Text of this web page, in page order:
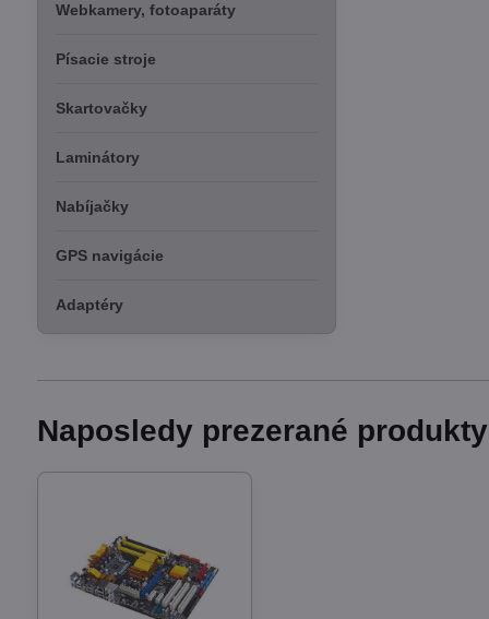
Webkamery, fotoaparáty
Písacie stroje
Skartovačky
Laminátory
Nabíjačky
GPS navigácie
Adaptéry
Naposledy prezerané produkty